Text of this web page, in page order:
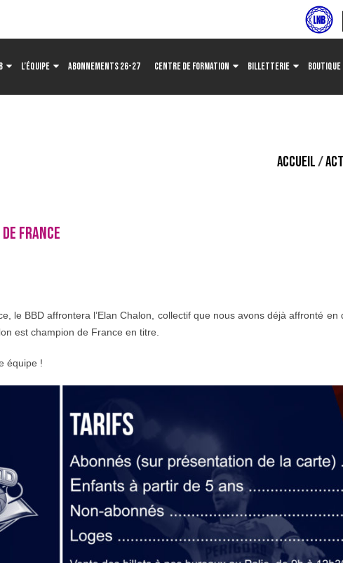
L’ÉQUIPE ABONNEMENTS 26-27 CENTRE DE FORMATION BILLETTERIE BOUTIQUE
ACCUEIL/
FRANCE
le BBD affrontera l’Elan Chalon, collectif que nous avons déjà affronté en
est champion de France en titre.
équipe !